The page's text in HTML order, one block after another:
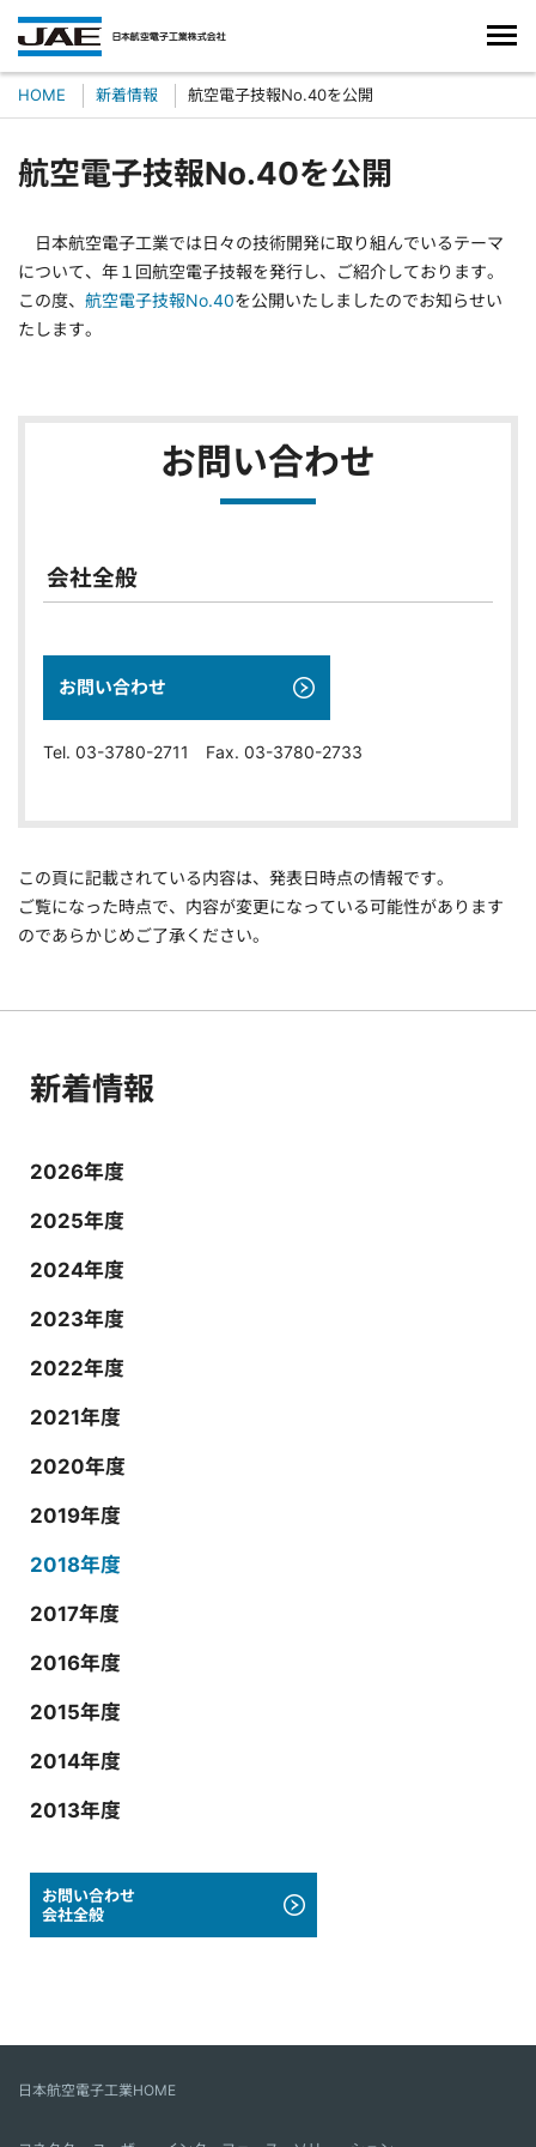
HOME 新着情報 航空電子技報No.40を公開
航空電子技報No.40を公開
日本航空電子工業では日々の技術開発に取り組んでいるテーマ
について、年１回航空電子技報を発行し、ご紹介しております。
この度、 航空電子技報No.40を公開いたしましたのでお知らせい
たします。
お問い合わせ
会社全般
お問い合わせ
Tel. 03-3780-2711 Fax. 03-3780-2733
この頁に記載されている内容は、発表日時点の情報です。
ご覧になった時点で、内容が変更になっている可能性があります
のであらかじめご了承ください。
新着情報
2026年度
2025年度
2024年度
2023年度
2022年度
2021年度
2020年度
2019年度
2018年度
2017年度
2016年度
2015年度
2014年度
2013年度
お問い合わせ
会社全般
日本航空電子工業HOME